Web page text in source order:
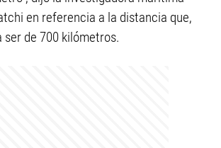
en referencia a la distancia que,
ser de 700 kilómetros.